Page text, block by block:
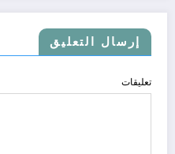
إرسال التعليق
تعليقات